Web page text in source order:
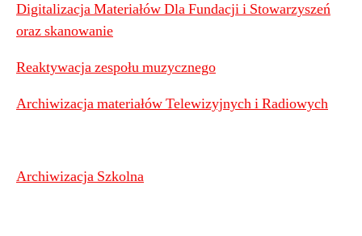
Digitalizacja Materiałów Dla Fundacji i Stowarzyszeń
oraz skanowanie
Reaktywacja zespołu muzycznego
Archiwizacja materiałów Telewizyjnych i Radiowych
Archiwizacja Szkolna